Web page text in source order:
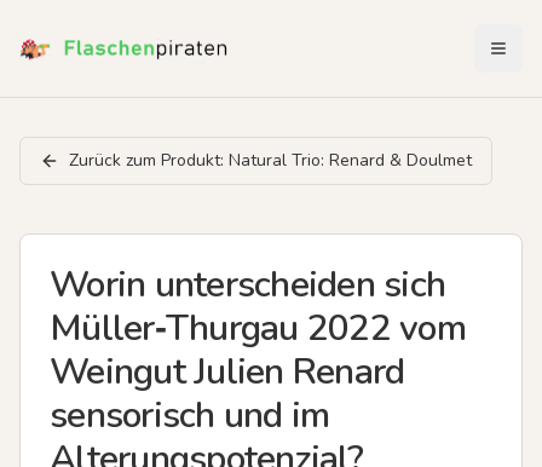
Zurück zum Produkt: Natural Trio: Renard & Doulmet
Worin unterscheiden sich
Müller‑Thurgau 2022 vom
Weingut Julien Renard
sensorisch und im